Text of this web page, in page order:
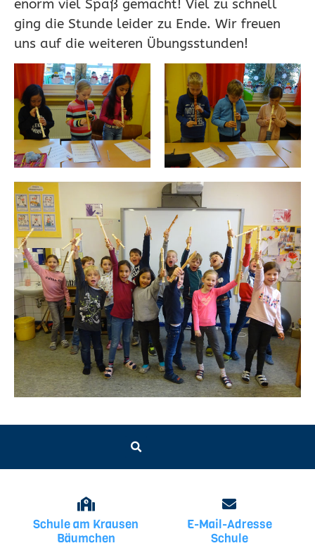
enorm viel Spaß gemacht! Viel zu schnell
ging die Stunde leider zu Ende. Wir freuen
uns auf die weiteren Übungsstunden!
Schule am Krausen
Bäumchen
E-Mail-Adresse
Schule